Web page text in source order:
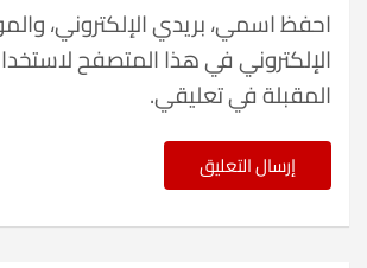
احفظ اسمي، بريدي الإلكتروني،
الإلكتروني في هذا المتصفح
المقبلة في تعليقي.